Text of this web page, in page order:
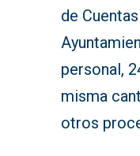
de
personal,
misma
otros